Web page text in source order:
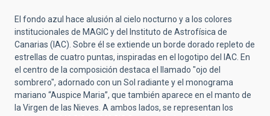
El fondo azul hace alusión al cielo nocturno y a los colores
institucionales de MAGIC y del Instituto de Astrofísica de
Canarias (IAC). Sobre él se extiende un borde dorado repleto de
estrellas de cuatro puntas, inspiradas en el logotipo del IAC. En
el centro de la composición destaca el llamado "ojo del
sombrero", adornado con un Sol radiante y el monograma
mariano “Auspice Maria”, que también aparece en el manto de
la Virgen de las Nieves. A ambos lados, se representan los